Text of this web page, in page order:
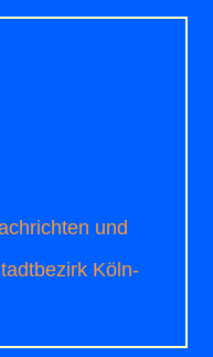
und
Köln-